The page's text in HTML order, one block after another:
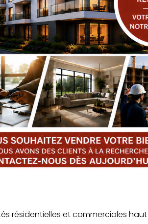
résidentielles et commerciales